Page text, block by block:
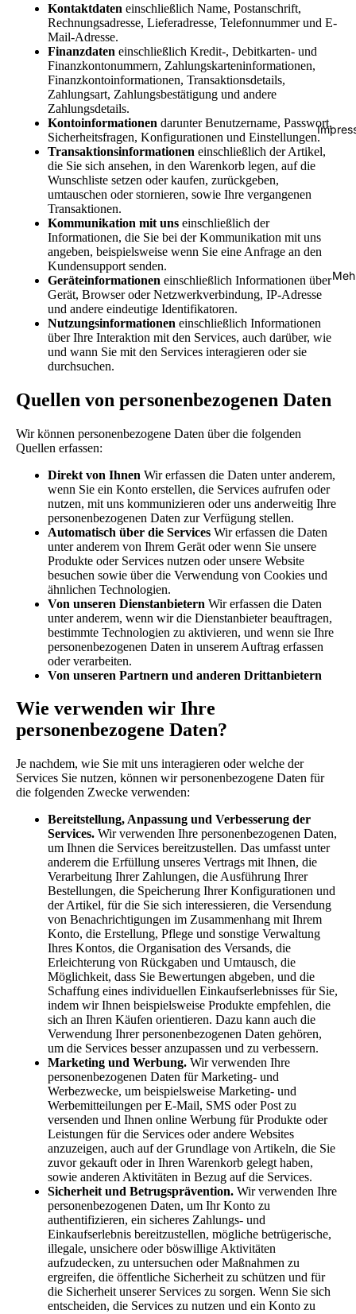
Kontaktdaten einschließlich Name, Postanschrift,
Rechnungsadresse, Lieferadresse, Telefonnummer und E-
Mail-Adresse.
Finanzdaten einschließlich Kredit-, Debitkarten- und
Finanzkontonummern, Zahlungskarteninformationen,
Finanzkontoinformationen, Transaktionsdetails,
Zahlungsart, Zahlungsbestätigung und andere
Zahlungsdetails.
Kontoinformationen darunter Benutzername, Passwort,
Sicherheitsfragen, Konfigurationen und Einstellungen.
Transaktionsinformationen einschließlich der Artikel,
die Sie sich ansehen, in den Warenkorb legen, auf die
Wunschliste setzen oder kaufen, zurückgeben,
umtauschen oder stornieren, sowie Ihre vergangenen
Transaktionen.
Kommunikation mit uns einschließlich der
Informationen, die Sie bei der Kommunikation mit uns
angeben, beispielsweise wenn Sie eine Anfrage an den
Kundensupport senden.
Geräteinformationen einschließlich Informationen über
Gerät, Browser oder Netzwerkverbindung, IP-Adresse
und andere eindeutige Identifikatoren.
Nutzungsinformationen einschließlich Informationen
über Ihre Interaktion mit den Services, auch darüber, wie
und wann Sie mit den Services interagieren oder sie
durchsuchen.
Quellen von personenbezogenen Daten
Wir können personenbezogene Daten über die folgenden
Quellen erfassen:
Direkt von Ihnen Wir erfassen die Daten unter anderem,
wenn Sie ein Konto erstellen, die Services aufrufen oder
nutzen, mit uns kommunizieren oder uns anderweitig Ihre
personenbezogenen Daten zur Verfügung stellen.
Automatisch über die Services Wir erfassen die Daten
unter anderem von Ihrem Gerät oder wenn Sie unsere
Produkte oder Services nutzen oder unsere Website
besuchen sowie über die Verwendung von Cookies und
ähnlichen Technologien.
Von unseren Dienstanbietern Wir erfassen die Daten
unter anderem, wenn wir die Dienstanbieter beauftragen,
bestimmte Technologien zu aktivieren, und wenn sie Ihre
personenbezogenen Daten in unserem Auftrag erfassen
oder verarbeiten.
Von unseren Partnern und anderen Drittanbietern
Wie verwenden wir Ihre
personenbezogene Daten?
Je nachdem, wie Sie mit uns interagieren oder welche der
Services Sie nutzen, können wir personenbezogene Daten für
die folgenden Zwecke verwenden:
Bereitstellung, Anpassung und Verbesserung der
Services. Wir verwenden Ihre personenbezogenen Daten,
um Ihnen die Services bereitzustellen. Das umfasst unter
anderem die Erfüllung unseres Vertrags mit Ihnen, die
Verarbeitung Ihrer Zahlungen, die Ausführung Ihrer
Bestellungen, die Speicherung Ihrer Konfigurationen und
der Artikel, für die Sie sich interessieren, die Versendung
von Benachrichtigungen im Zusammenhang mit Ihrem
Konto, die Erstellung, Pflege und sonstige Verwaltung
Ihres Kontos, die Organisation des Versands, die
Erleichterung von Rückgaben und Umtausch, die
Möglichkeit, dass Sie Bewertungen abgeben, und die
Schaffung eines individuellen Einkaufserlebnisses für Sie,
indem wir Ihnen beispielsweise Produkte empfehlen, die
sich an Ihren Käufen orientieren. Dazu kann auch die
Verwendung Ihrer personenbezogenen Daten gehören,
um die Services besser anzupassen und zu verbessern.
Marketing und Werbung. Wir verwenden Ihre
personenbezogenen Daten für Marketing- und
Werbezwecke, um beispielsweise Marketing- und
Werbemitteilungen per E-Mail, SMS oder Post zu
versenden und Ihnen online Werbung für Produkte oder
Leistungen für die Services oder andere Websites
anzuzeigen, auch auf der Grundlage von Artikeln, die Sie
zuvor gekauft oder in Ihren Warenkorb gelegt haben,
sowie anderen Aktivitäten in Bezug auf die Services.
Sicherheit und Betrugsprävention. Wir verwenden Ihre
personenbezogenen Daten, um Ihr Konto zu
authentifizieren, ein sicheres Zahlungs- und
Einkaufserlebnis bereitzustellen, mögliche betrügerische,
illegale, unsichere oder böswillige Aktivitäten
aufzudecken, zu untersuchen oder Maßnahmen zu
ergreifen, die öffentliche Sicherheit zu schützen und für
die Sicherheit unserer Services zu sorgen. Wenn Sie sich
entscheiden, die Services zu nutzen und ein Konto zu